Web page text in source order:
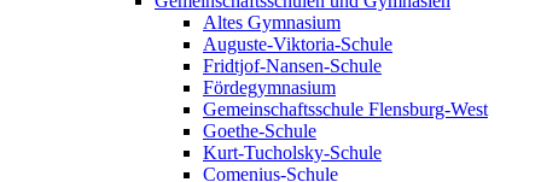
Altes Gymnasium
Auguste-Viktoria-Schule
Fridtjof-Nansen-Schule
Fördegymnasium
Gemeinschaftsschule Flensburg-West
Goethe-Schule
Kurt-Tucholsky-Schule
Comenius-Schule